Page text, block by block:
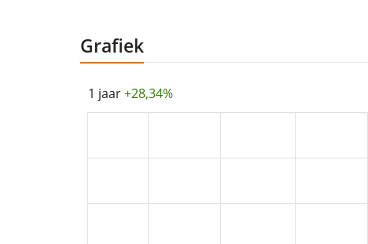
Grafiek
1 jaar+28,34%